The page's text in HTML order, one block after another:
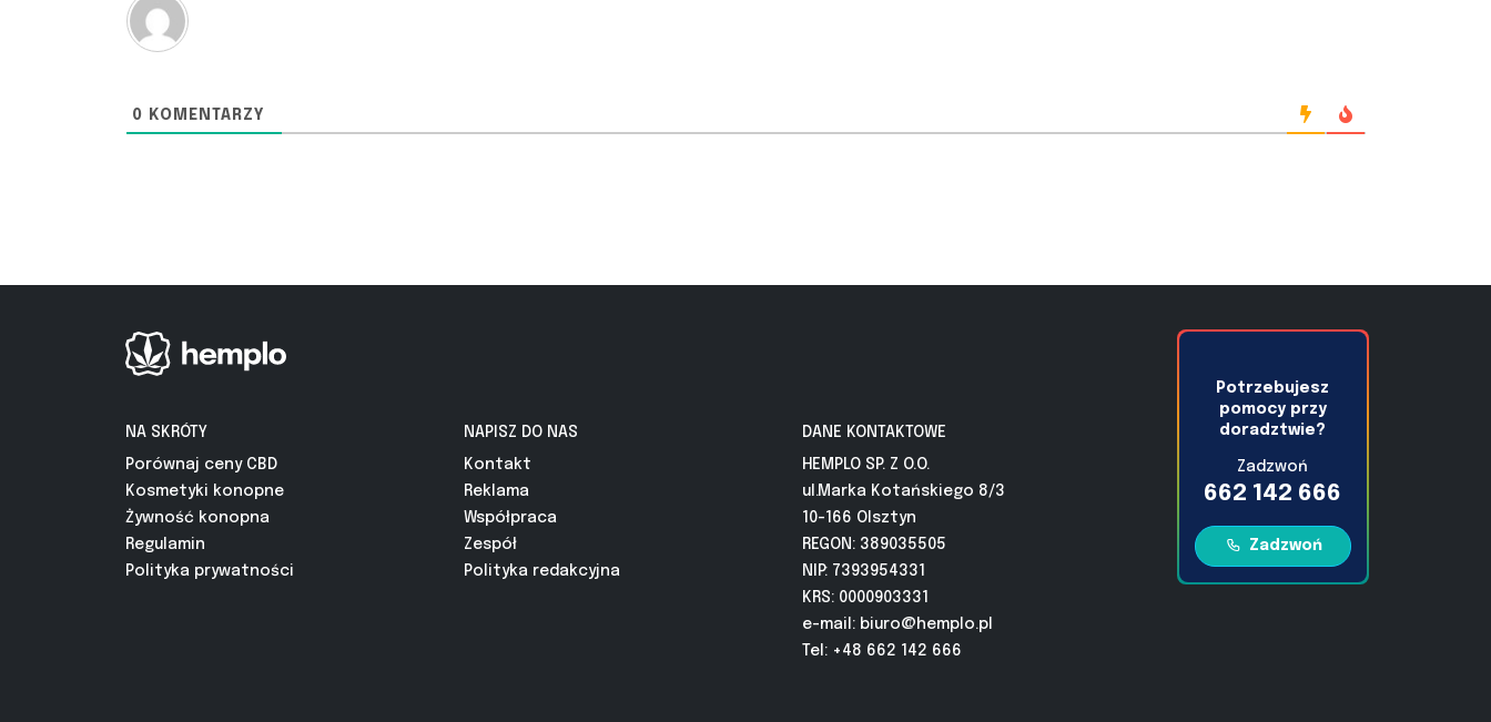
0 KOMENTARZY
NA SKRÓTY
Porównaj ceny CBD
Kosmetyki konopne
Żywność konopna
Regulamin
Polityka prywatności
NAPISZ DO NAS
Kontakt
Reklama
Współpraca
Zespół
Polityka redakcyjna
DANE KONTAKTOWE
HEMPLO SP. Z O.O.
ul.Marka Kotańskiego 8/3
10-166 Olsztyn
REGON: 389035505
NIP: 7393954331
KRS: 0000903331
e-mail: biuro@hemplo.pl
Tel: +48 662 142 666
Potrzebujesz
pomocy przy
doradztwie?
Zadzwoń
662 142 666
Zadzwoń